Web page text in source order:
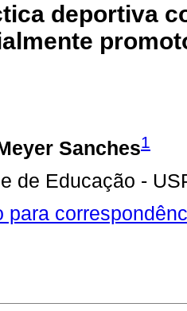
deportiva
Sanches1
de Educação -
para